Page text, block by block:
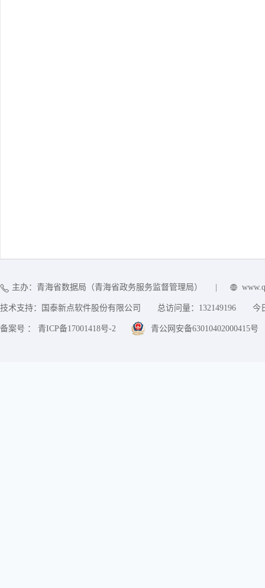
主办：青海省数据局（青海省政务服务监督管理局）
技术支持：国泰新点软件股份有限公司 总访问量： 132149196 今
备案号 ： 青ICP备17001418号-2 青公网安备63010402000415号